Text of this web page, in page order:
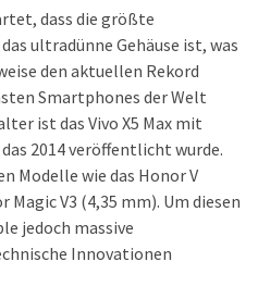
dass die größte
ultradünne Gehäuse ist, was
den aktuellen Rekord
Smartphones der Welt
ist das Vivo X5 Max mit
2014 veröffentlicht wurde.
Modelle wie das Honor V
Magic V3 (4,35 mm). Um diesen
jedoch massive
Innovationen